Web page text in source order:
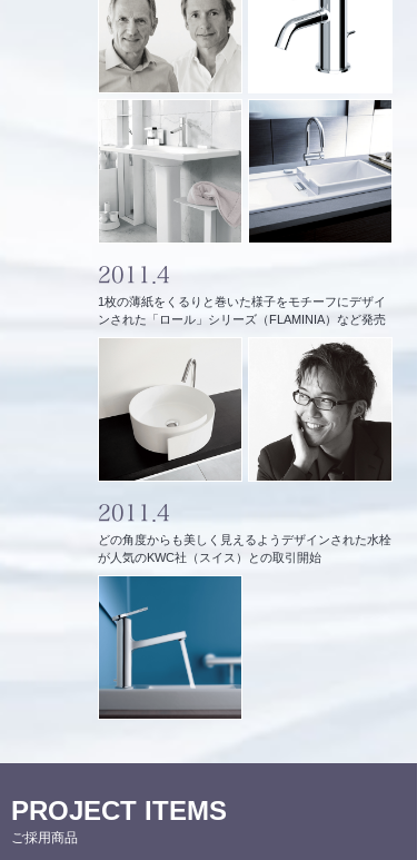
2011.4
1枚の薄紙をくるりと巻いた様子をモチーフにデザイ
ンされた「ロール」シリーズ（FLAMINIA）など発売
2011.4
どの角度からも美しく見えるようデザインされた水栓
が人気のKWC社（スイス）との取引開始
PROJECT ITEMS
ご採用商品